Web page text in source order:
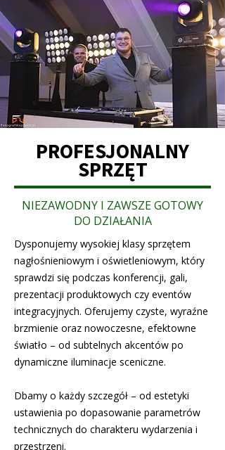
PROFESJONALNY
SPRZĘT
NIEZAWODNY I ZAWSZE GOTOWY
DO DZIAŁANIA
Dysponujemy wysokiej klasy sprzętem
nagłośnieniowym i oświetleniowym, który
sprawdzi się podczas konferencji, gali,
prezentacji produktowych czy eventów
integracyjnych. Oferujemy czyste, wyraźne
brzmienie oraz nowoczesne, efektowne
światło – od subtelnych akcentów po
dynamiczne iluminacje sceniczne.
Dbamy o każdy szczegół – od estetyki
ustawienia po dopasowanie parametrów
technicznych do charakteru wydarzenia i
przestrzeni.